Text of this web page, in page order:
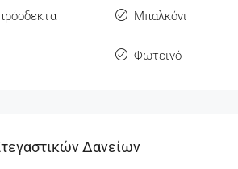
Μπαλκόνι
Φωτεινό
Δανείων